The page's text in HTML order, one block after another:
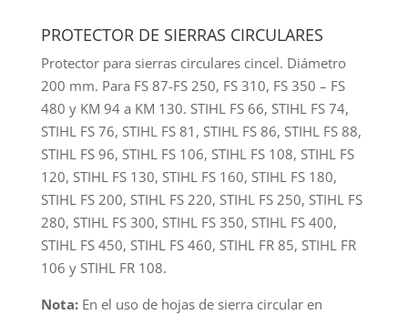
PROTECTOR DE SIERRAS CIRCULARES
Protector para sierras circulares cincel. Diámetro
200 mm. Para FS 87-FS 250, FS 310, FS 350 – FS
480 y KM 94 a KM 130. STIHL FS 66, STIHL FS 74,
STIHL FS 76, STIHL FS 81, STIHL FS 86, STIHL FS 88,
STIHL FS 96, STIHL FS 106, STIHL FS 108, STIHL FS
120, STIHL FS 130, STIHL FS 160, STIHL FS 180,
STIHL FS 200, STIHL FS 220, STIHL FS 250, STIHL FS
280, STIHL FS 300, STIHL FS 350, STIHL FS 400,
STIHL FS 450, STIHL FS 460, STIHL FR 85, STIHL FR
106 y STIHL FR 108.
Nota:En el uso de hojas de sierra circular en